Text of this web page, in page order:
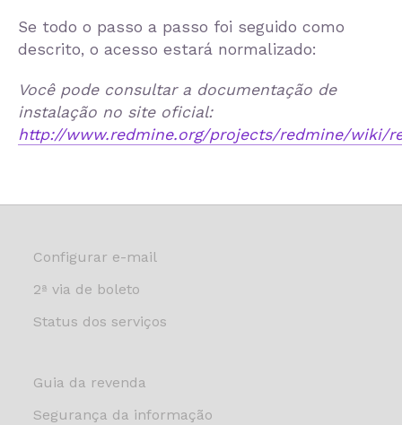
Se todo o passo a passo foi seguido como
descrito, o acesso estará normalizado:
Você pode consultar a documentação de
instalação no site oficial:
http://www.redmine.org/projects/redmine/wiki/
Configurar e-mail
2ª via de boleto
Status dos serviços
Guia da revenda
Segurança da informação